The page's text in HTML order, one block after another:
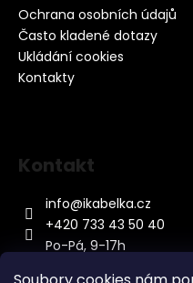
Ochrana osobních údajů
Často kladené dotazy
Ukládání cookies
Kontakty
Kontakt
info@ikabelka.cz
+420 733 43 50 40
Po-Pá, 9-17h